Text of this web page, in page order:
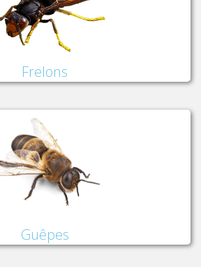
Frelons
Guêpes